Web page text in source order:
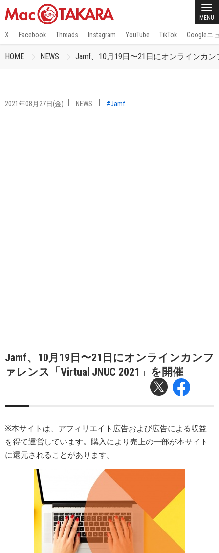
MENU
X Facebook Threads Instagram YouTube TikTok Googleニ
HOME NEWS Jamf、10月19日〜21日にオンラインカン
2021年08月27日(金) NEWS #Jamf
Jamf、10月19日〜21日にオンラインカンフ
ァレンス「Virtual JNUC 2021」を開催
※本サイトは、アフィリエイト広告および広告による収益
を得て運営しています。購入により売上の一部が本サイト
に還元されることがあります。